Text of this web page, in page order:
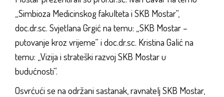
„Simbioza Medicinskog fakulteta i SKB Mostar“,
doc.dr.sc. Svjetlana Grgić na temu: „SKB Mostar –
putovanje kroz vrijeme“ i doc.dr.sc. Kristina Galić na
temu: „Vizija i strateški razvoj SKB Mostar u
budućnosti“.
Osvrćući se na održani sastanak, ravnatelj SKB Mostar,